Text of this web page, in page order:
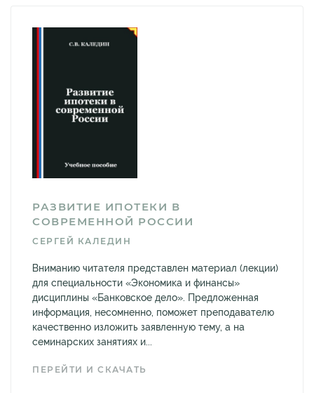
РАЗВИТИЕ ИПОТЕКИ В
СОВРЕМЕННОЙ РОССИИ
СЕРГЕЙ КАЛЕДИН
Вниманию читателя представлен материал (лекции)
для специальности «Экономика и финансы»
дисциплины «Банковское дело». Предложенная
информация, несомненно, поможет преподавателю
качественно изложить заявленную тему, а на
семинарских занятиях и...
ПЕРЕЙТИ И СКАЧАТЬ